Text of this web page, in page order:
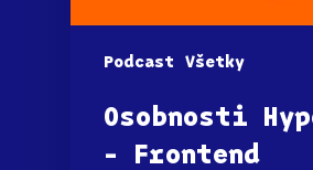
Podcast Všetky
Osobnosti
– Frontend